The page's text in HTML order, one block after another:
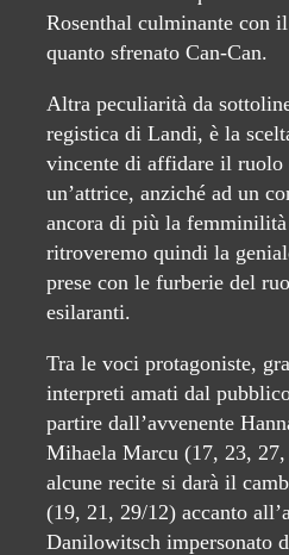
Rosenthal culminante con
quanto sfrenato Can-Can.
Altra peculiarità da
registica di Landi, è la
vincente di affidare il ruolo
un’attrice, anziché ad un
ancora di più la
ritroveremo quindi la
prese con le furberie del
esilaranti.
Tra le voci protagoniste,
interpreti amati dal
partire dall’avvenente
Mihaela Marcu (17, 23,
alcune recite si darà il
(19, 21, 29/12) accanto
Danilowitsch impersonato